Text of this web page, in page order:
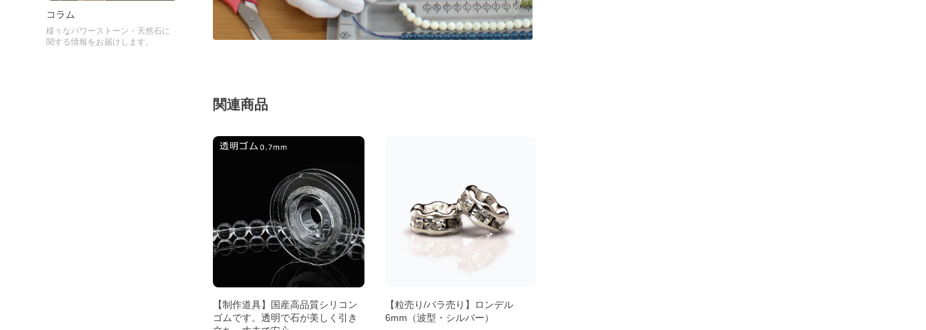
コラム
様々なパワーストーン・天然石に
関する情報をお届けします。
関連商品
【制作道具】国産高品質シリコン
ゴムです。透明で石が美しく引き
【粒売り/バラ売り】ロンデル
6mm（波型・シルバー）